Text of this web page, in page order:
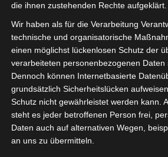
Nicole Behr (IgPV) und
(ISDV) haben am 22.08. bei
Bewegungsstudie
teilgenommen.
Welche Erfahrungen sie
was sie beobachten
Schlüsse bereits jetzt
müssen, habe sie in einem
die ihnen zustehenden Rechte aufgeklärt.
Wir haben als für die Verarbeitung
technische und organisatorische
einen möglichst lückenlosen Schutz der
verarbeiteten personenbezogenen Daten
Dennoch können Internetbasierte
grundsätzlich Sicherheitslücken
Schutz nicht gewährleistet werden kann.
steht es jeder betroffenen Person frei,
Daten auch auf alternativen Wegen,
an uns zu übermitteln.